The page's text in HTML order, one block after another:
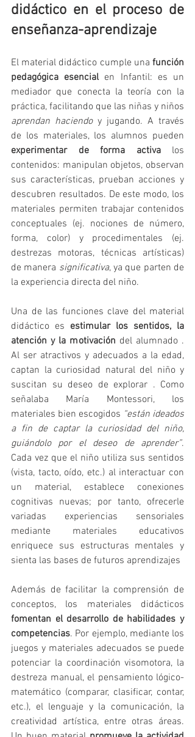
didáctico en el proceso de
enseñanza-aprendizaje
El material didáctico cumple una función
pedagógica esencial en Infantil: es un
mediador que conecta la teoría con la
aprendan haciendo y jugando. A través
experimentar de forma activa los
contenidos: manipulan objetos, observan
sus características, prueban acciones y
descubren resultados. De este modo, los
materiales permiten trabajar contenidos
conceptuales (ej. nociones de número,
forma, color) y procedimentales (ej.
destrezas motoras, técnicas artísticas)
de manera significativa, ya que parten de
la experiencia directa del niño.
Una de las funciones clave del material
didáctico es estimular los sentidos, la
atención y la motivación del alumnado .
Al ser atractivos y adecuados a la edad,
captan la curiosidad natural del niño y
suscitan su deseo de explorar . Como
señalaba María Montessori, los
materiales bien escogidos “están ideados
a fin de captar la curiosidad del niño,
guiándolo por el deseo de aprender”.
Cada vez que el niño utiliza sus sentidos
(vista, tacto, oído, etc.) al interactuar con
un material, establece conexiones
cognitivas nuevas; por tanto, ofrecerle
variadas experiencias sensoriales
mediante materiales educativos
enriquece sus estructuras mentales y
sienta las bases de futuros aprendizajes
Además de facilitar la comprensión de
fomentan el desarrollo de habilidades y
competencias. Por ejemplo, mediante los
juegos y materiales adecuados se puede
potenciar la coordinación visomotora, la
destreza manual, el pensamiento lógico-
matemático (comparar, clasificar, contar,
etc.), el lenguaje y la comunicación, la
creatividad artística, entre otras áreas.